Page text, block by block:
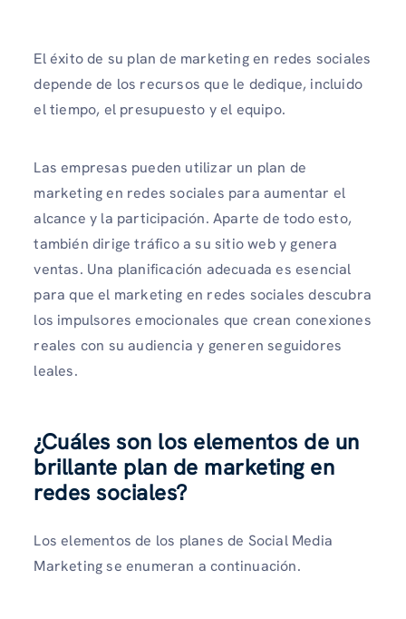
El éxito de su plan de marketing en redes sociales
depende de los recursos que le dedique, incluido
el tiempo, el presupuesto y el equipo.
Las empresas pueden utilizar un plan de
marketing en redes sociales para aumentar el
alcance y la participación. Aparte de todo esto,
también dirige tráfico a su sitio web y genera
ventas. Una planificación adecuada es esencial
para que el marketing en redes sociales descubra
los impulsores emocionales que crean conexiones
reales con su audiencia y generen seguidores
leales.
¿Cuáles son los elementos de un
brillante plan de marketing en
redes sociales?
Los elementos de los planes de Social Media
Marketing se enumeran a continuación.